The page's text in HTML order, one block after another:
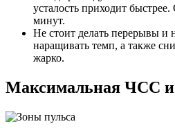
усталость приходит
минут.
Не стоит делать перерывы и
наращивать темп, а также
жарко.
Максимальная ЧСС и